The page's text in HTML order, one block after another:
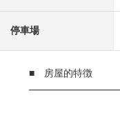
停車場
■ 房屋的特徴